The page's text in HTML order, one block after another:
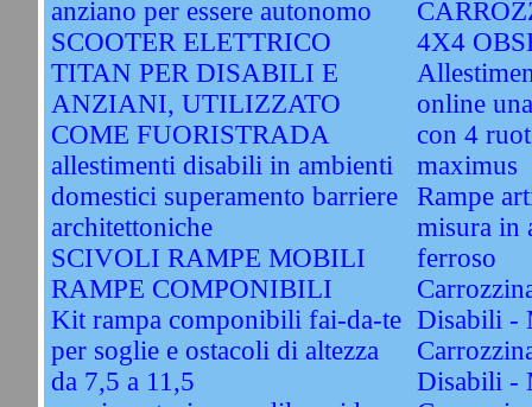
anziano per essere autonomo
SCOOTER ELETTRICO
TITAN PER DISABILI E
ANZIANI, UTILIZZATO
COME FUORISTRADA
allestimenti disabili in ambienti
domestici superamento barriere
architettoniche
SCIVOLI RAMPE MOBILI
RAMPE COMPONIBILI
Kit rampa componibili fai-da-te
per soglie e ostacoli di altezza
da 7,5 a 11,5
4X4
online
con 4
maximus
Rampe
misura in
ferroso
Disabili -
Disabili -